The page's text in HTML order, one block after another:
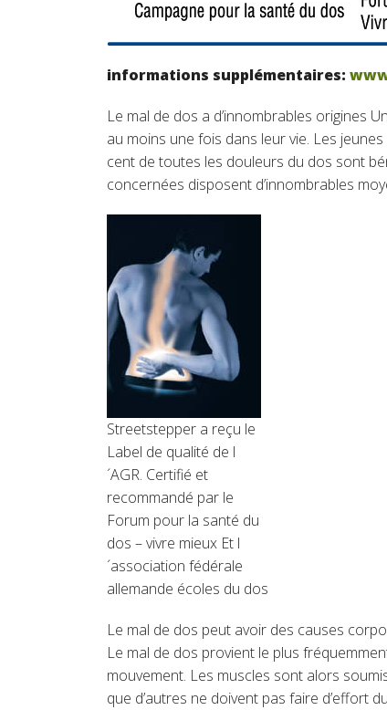
informations supplémentaires:
Le mal de dos a d’innombrables origines
au moins une fois dans leur vie. Les
cent de toutes les douleurs du dos sont
concernées disposent d’innombrables
Streetstepper a reçu le
Label de qualité de l
´AGR. Certifié et
recommandé par le
Forum pour la santé du
dos – vivre mieux Et l
´association fédérale
allemande écoles du dos
Le mal de dos peut avoir des causes
Le mal de dos provient le plus
mouvement. Les muscles sont alors
que d’autres ne doivent pas faire d’effort